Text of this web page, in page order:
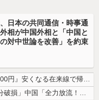
日本の共同通信・時事通
が中国外相と「中国と
対中世論を改善」を約束
【驚愕】 新幹線じゃなく『帰省費4000円』安くなる在来線で帰省した結...
中国「大豪雨！」三峡ダム「基礎部分破損」中国「全力放流！」台風13号「...